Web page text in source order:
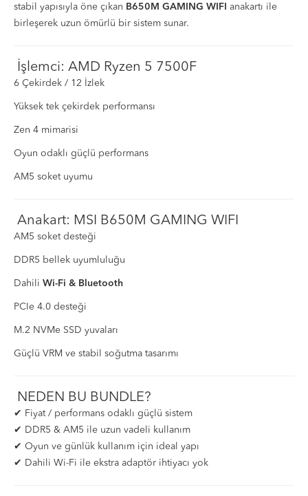
stabil yapısıyla öne çıkan B650M GAMING WIFI anakartı ile
birleşerek uzun ömürlü bir sistem sunar.
İşlemci: AMD Ryzen 5 7500F
6 Çekirdek / 12 İzlek
Yüksek tek çekirdek performansı
Zen 4 mimarisi
Oyun odaklı güçlü performans
AM5 soket uyumu
Anakart: MSI B650M GAMING WIFI
AM5 soket desteği
DDR5 bellek uyumluluğu
Dahili Wi-Fi & Bluetooth
PCIe 4.0 desteği
M.2 NVMe SSD yuvaları
Güçlü VRM ve stabil soğutma tasarımı
NEDEN BU BUNDLE?
✔ Fiyat / performans odaklı güçlü sistem
✔ DDR5 & AM5 ile uzun vadeli kullanım
✔ Oyun ve günlük kullanım için ideal yapı
✔ Dahili Wi-Fi ile ekstra adaptör ihtiyacı yok